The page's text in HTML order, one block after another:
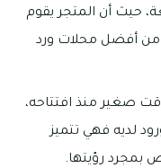
حيث أن المتجر يقوم
من أفضل محلات ورد
صغير منذ افتتاحه،
لديه فهي تتميز
بمجرد رؤيتها.